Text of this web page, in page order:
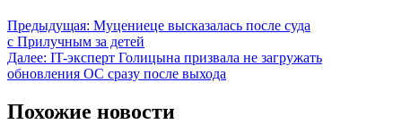
Предыдущая: Муцениеце высказалась после суда
с Прилучным за детей
Далее: IT-эксперт Голицына призвала не загружать
обновления ОС сразу после выхода
Похожие новости